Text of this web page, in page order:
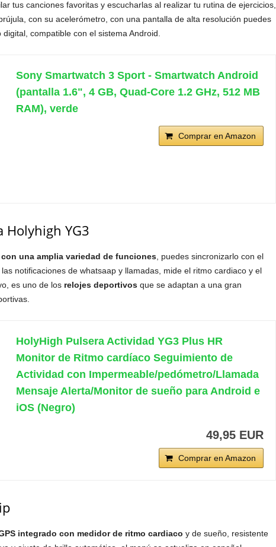
tus canciones favoritas y escucharlas al realizar tu rutina de ejercicios,
con su acelerómetro, con una pantalla de alta resolución puedes
compatible con el sistema Android.
Sony Smartwatch 3 Sport - Smartwatch Android
(pantalla 1.6", 4 GB, Quad-Core 1.2 GHz, 512 MB
RAM), verde
Comprar en Amazon
Holyhigh YG3
una amplia variedad de funciones, puedes sincronizarlo con el
notificaciones de whatsaap y llamadas, mide el ritmo cardiaco y el
es uno de los relojes deportivosque se adaptan a una gran
HolyHigh Pulsera Actividad YG3 Plus HR
Monitor de Ritmo cardíaco Seguimiento de
Actividad con Impermeable/pedómetro/Llamada
Mensaje Alerta/Monitor de sueño para Android e
iOS (Negro)
49,95 EUR
Comprar en Amazon
integrado con medidor de ritmo cardiaco y de sueño, resistente